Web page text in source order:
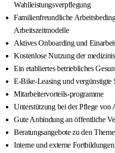
Wahlleistungsverpflegung
Familienfreundliche
Arbeitszeitmodelle
Aktives Onboarding und
Kostenlose Nutzung der
Ein etabliertes betriebliches
E‑Bike‑Leasing und vergünstigte
Mitarbeitervorteils‑programme
Unterstützung bei der Pflege von
Gute Anbindung an öffentliche
Beratungsangebote zu den
Interne und externe Fortbildungen